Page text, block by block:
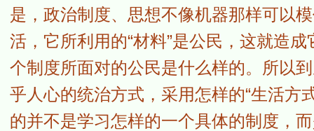
是，政治制度、思想不像机器那样可以
活，它所利用的“材料”是公民，这就造
个制度所面对的公民是什么样的。所以
乎人心的统治方式，采用怎样的“生活方
的并不是学习怎样的一个具体的制度，